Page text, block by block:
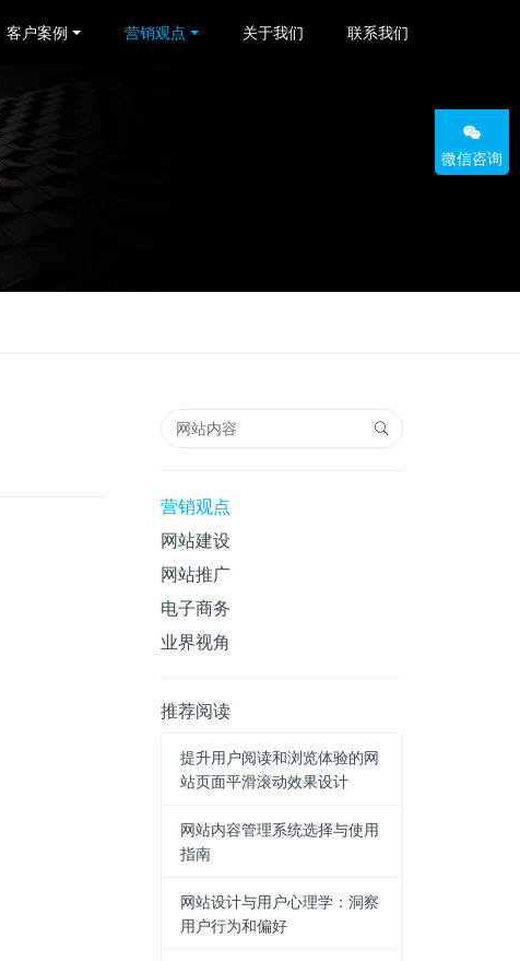
客户案例 营销观点 关于我们 联系我们
营销观点
网站建设
网站推广
电子商务
业界视角
推荐阅读
提升用户阅读和浏览体验的网
站页面平滑滚动效果设计
网站内容管理系统选择与使用
指南
网站设计与用户心理学：洞察
用户行为和偏好
微信咨询